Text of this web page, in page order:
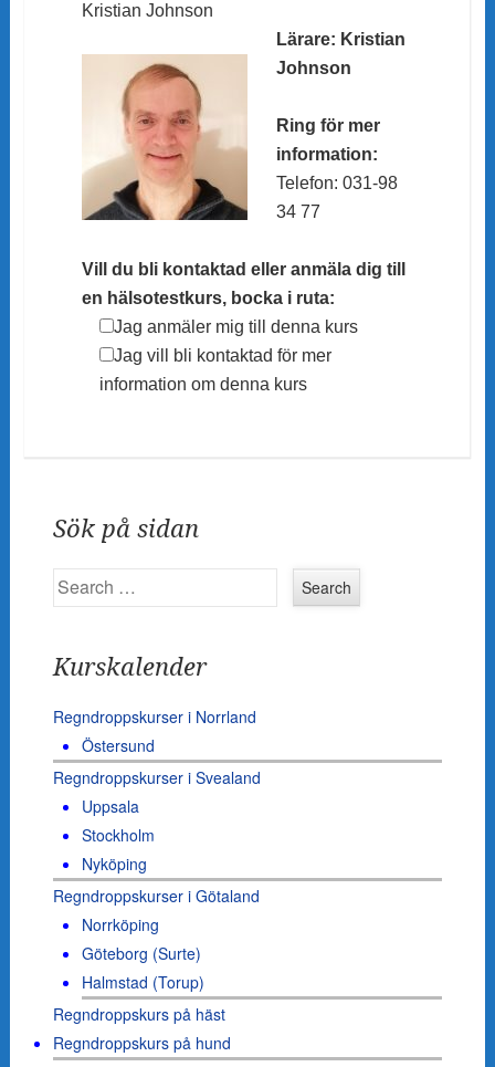
Kristian Johnson
Lärare: Kristian
Johnson
Ring för mer
information:
Telefon: 031-98
34 77
Vill du bli kontaktad eller anmäla dig till
en hälsotestkurs, bocka i ruta:
Jag anmäler mig till denna kurs
Jag vill bli kontaktad för mer
information om denna kurs
Sök på sidan
Search
Kurskalender
Regndroppskurser i Norrland
Östersund
Regndroppskurser i Svealand
Uppsala
Stockholm
Nyköping
Regndroppskurser i Götaland
Norrköping
Göteborg (Surte)
Halmstad (Torup)
Regndroppskurs på häst
Regndroppskurs på hund